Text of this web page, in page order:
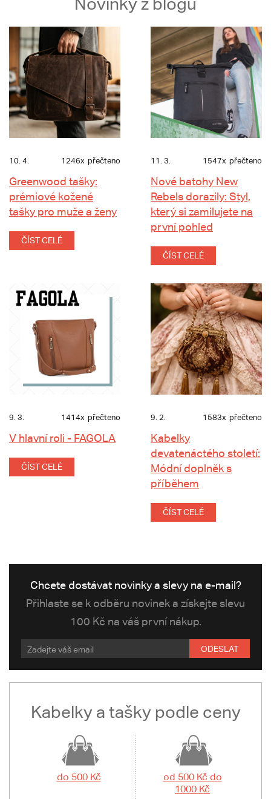
10. 4. 1246x přečteno
Greenwood tašky:
prémiové kožené
tašky pro muže a ženy
ČÍST CELÉ
11. 3. 1547x přečteno
Nové batohy New
Rebels dorazily: Styl,
který si zamilujete na
první pohled
ČÍST CELÉ
9. 3. 1414x přečteno
V hlavní roli - FAGOLA
ČÍST CELÉ
9. 2. 1583x přečteno
Kabelky
devatenáctého století:
Módní doplněk s
příběhem
ČÍST CELÉ
Chcete dostávat novinky a slevy na e-mail?
Přihlaste se k odběru novinek a získejte slevu
100 Kč na váš první nákup.
ODESLAT
Kabelky a tašky podle ceny
do 500 Kč
od 500 Kč do
1000 Kč